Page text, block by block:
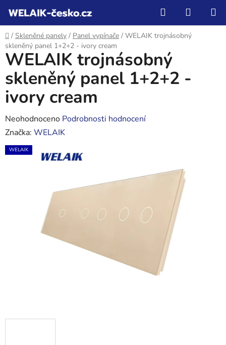
obsah
Hledat
KOŠÍK
Domů
/ Skleněné panely / Panel vypínače / WELAIK trojnásobný
skleněný panel 1+2+2 - ivory cream
WELAIK trojnásobný
skleněný panel 1+2+2 -
ivory cream
Průměrné
hodnocení
produktu
Neohodnoceno Podrobnosti hodnocení
Značka: WELAIK
WELAIK